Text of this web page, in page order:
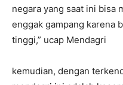
negara yang saat ini bisa
enggak gampang karena
tinggi,” ucap Mendagri
kemudian, dengan